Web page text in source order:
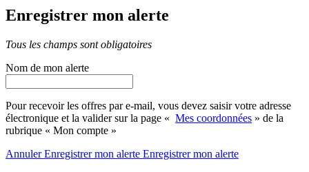
Enregistrer mon alerte
Tous les champs sont obligatoires
Nom de mon alerte
Pour recevoir les offres par e-mail, vous devez saisir votre adresse
électronique et la valider sur la page « Mes coordonnées » de la
rubrique « Mon compte »
AnnulerEnregistrer mon alerte Enregistrermon alerte